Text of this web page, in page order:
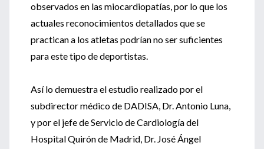
observados en las miocardiopatías, por lo que los
actuales reconocimientos detallados que se
practican a los atletas podrían no ser suficientes
para este tipo de deportistas.
Así lo demuestra el estudio realizado por el
subdirector médico de DADISA, Dr. Antonio Luna,
y por el jefe de Servicio de Cardiología del
Hospital Quirón de Madrid, Dr. José Ángel